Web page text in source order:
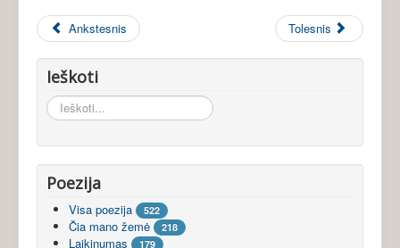
Ankstesnis Tolesnis
Ieškoti
Ieškoti...
Poezija
Visa poezija 522
Čia mano žemė 218
Laikinumas 179